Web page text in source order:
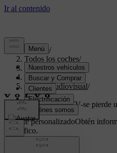
Soporte/
Todos los coches/
V70 2016 /
Manual de usuario
Sistema audiovisual/
TV/
Recepción de TV-se pierde
Soporte personalizadoObtén
específico.
Iniciar sesión